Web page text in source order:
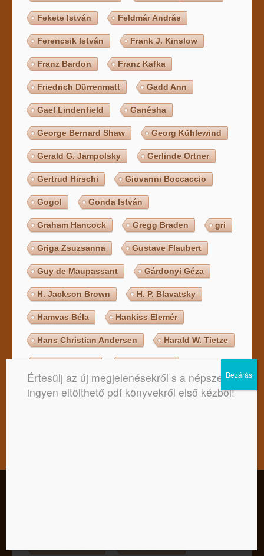
Fekete István Feldmár András
Ferencsik István Frank J. Kinslow
Franz Bardon Franz Kafka
Friedrich Dürrenmatt Gadd Ann
Gael Lindenfield Ganésha
George Bernard Shaw Georg Kühlewind
Gerald G. Jampolsky Gerlinde Ortner
Gertrud Hirschi Giovanni Boccaccio
Gogol Gonda István
Graham Hancock Gregg Braden gri
Griga Zsuzsanna Gustave Flaubert
Guy de Maupassant Gárdonyi Géza
H. Jackson Brown H. P. Blavatsky
Hamvas Béla Hankiss Elemér
Hans Christian Andersen Harald W. Tietze
Haris Dzsohari Helen Fisher
Henrik Ibsen
Értesülj az új megjelenésekről s a népszerű,
ingyen eltölthető pdf könyvekről első kézből!